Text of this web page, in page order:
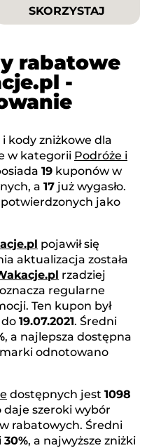
SKORZYSTAJ
rabatowe
-
kody zniżkowe dla
w kategorii Podróże i
19 kuponów w
a 17 już wygasło.
potwierdzonych jako
pojawił się
aktualizacja została
rzadziej
regularne
Ten kupon był
do 19.07.2021. Średni
, a najlepsza dostępna
odnotowano
dostępnych jest 1098
daje szeroki wybór
rabatowych. Średni
30%, a najwyższe zniżki